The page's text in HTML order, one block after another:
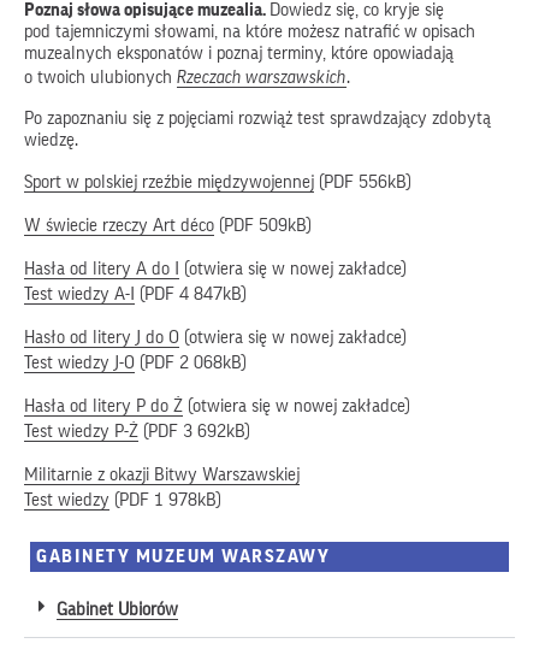
Poznaj słowa opisujące muzealia. Dowiedz się, co kryje się
pod tajemniczymi słowami, na które możesz natrafić w opisach
muzealnych eksponatów i poznaj terminy, które opowiadają
o twoich ulubionych Rzeczach warszawskich.
Po zapoznaniu się z pojęciami rozwiąż test sprawdzający zdobytą
wiedzę.
Sport w polskiej rzeźbie międzywojennej (PDF 556kB)
W świecie rzeczy Art déco (PDF 509kB)
Hasła od litery A do I
(otwiera się w nowej zakładce)
Test wiedzy A-I (PDF 4 847kB)
Hasło od litery J do O (otwiera się w nowej zakładce)
Test wiedzy J-O (PDF 2 068kB)
Hasła od litery P do Ż (otwiera się w nowej zakładce)
Test wiedzy P-Ż (PDF 3 692kB)
Militarnie z okazji Bitwy Warszawskiej
Test wiedzy (PDF 1 978kB)
GABINETY MUZEUM WARSZAWY
Gabinet Ubiorów